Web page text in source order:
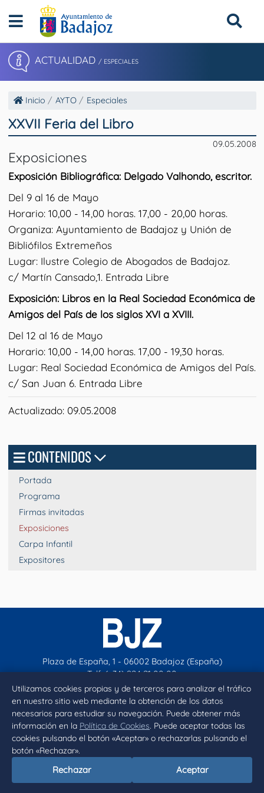
Utilizamos cookies propias y de terceros para analizar el tráfico
en nuestro sitio web mediante la obtención de los datos
necesarios para estudiar su navegación. Puede obtener más
información en la Política de Cookies. Puede aceptar todas las
cookies pulsando el botón «Aceptar» o rechazarlas pulsando el
botón «Rechazar».
Rechazar Aceptar
ACTUALIDAD / ESPECIALES
Inicio AYTO Especiales
XXVII Feria del Libro
09.05.2008
Exposiciones
Exposición Bibliográfica: Delgado Valhondo, escritor.
Del 9 al 16 de Mayo
Horario: 10,00 - 14,00 horas. 17,00 - 20,00 horas.
Organiza: Ayuntamiento de Badajoz y Unión de
Bibliófilos Extremeños
Lugar: Ilustre Colegio de Abogados de Badajoz.
c/ Martín Cansado,1. Entrada Libre
Exposición: Libros en la Real Sociedad Económica de
Amigos del País de los siglos XVI a XVIII.
Del 12 al 16 de Mayo
Horario: 10,00 - 14,00 horas. 17,00 - 19,30 horas.
Lugar: Real Sociedad Económica de Amigos del País.
c/ San Juan 6. Entrada Libre
Actualizado: 09.05.2008
CONTENIDOS
Portada
Programa
Firmas invitadas
Exposiciones
Carpa Infantil
Expositores
Plaza de España, 1 - 06002 Badajoz (España)
Telf. (+34) 924 21 00 00
contacto@aytobadajoz.es
Facebook
X Instagram
YouTube
Inicio Aviso legal
Declaración de accesibilidad